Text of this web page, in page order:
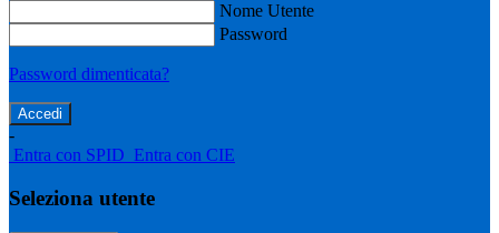
Nome Utente
Password
Password dimenticata?
-
Entra con SPID Entra con CIE
Seleziona utente